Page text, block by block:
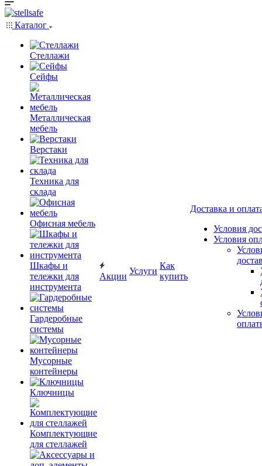
Каталог
Стеллажи
Сейфы
Металлическая
мебель
Верстаки
Техника для
склада
Офисная мебель
Шкафы и
тележки для
инструмента
Гардеробные
системы
Мусорные
контейнеры
Ключницы
Комплектующие
для стеллажей
Акции
Услуги
Как
купить
Доставка и
Условия
Условия